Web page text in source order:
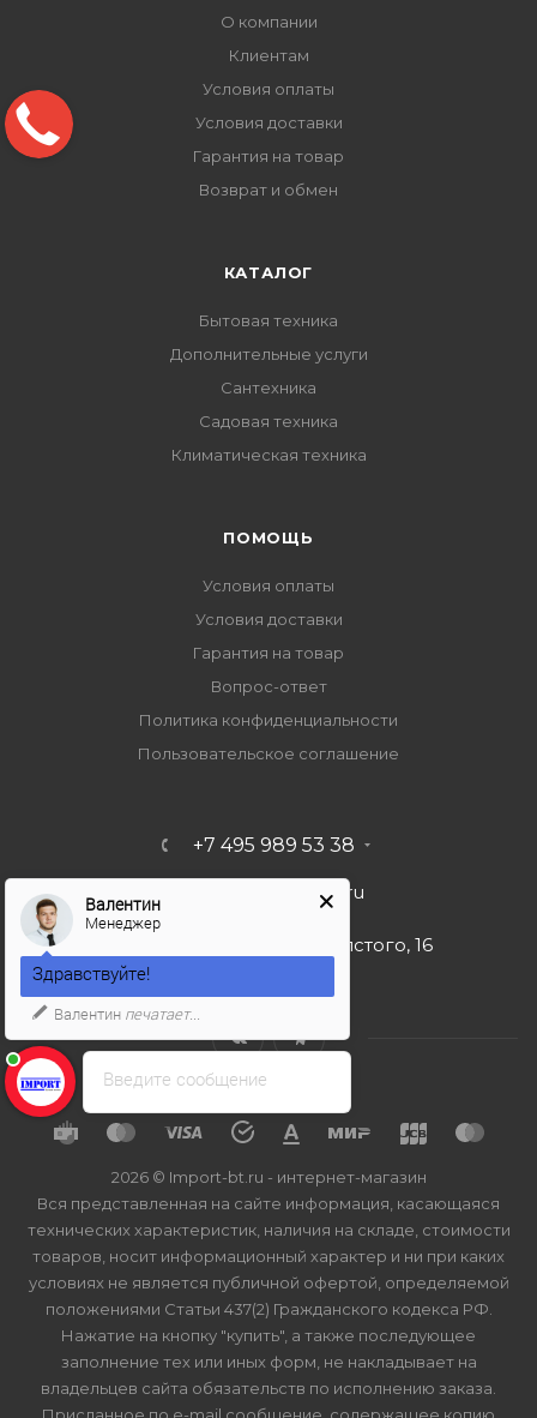
О компании
Клиентам
Условия оплаты
Условия доставки
Гарантия на товар
Возврат и обмен
КАТАЛОГ
Бытовая техника
Дополнительные услуги
Сантехника
Садовая техника
Климатическая техника
ПОМОЩЬ
Условия оплаты
Условия доставки
Гарантия на товар
Вопрос-ответ
Политика конфиденциальности
Пользовательское соглашение
+7 495 989 53 38
import-bt@bk.ru
г. Москва, ул. Льва Толстого, 16
2026 © Import-bt.ru - интернет-магазин
Вся представленная на сайте информация, касающаяся
технических характеристик, наличия на складе, стоимости
товаров, носит информационный характер и ни при каких
условиях не является публичной офертой, определяемой
положениями Статьи 437(2) Гражданского кодекса РФ.
Нажатие на кнопку "купить", а также последующее
заполнение тех или иных форм, не накладывает на
владельцев сайта обязательств по исполнению заказа.
Введите сообщение
Валентин
Менеджер
Здравствуйте!
Валентин печатает...